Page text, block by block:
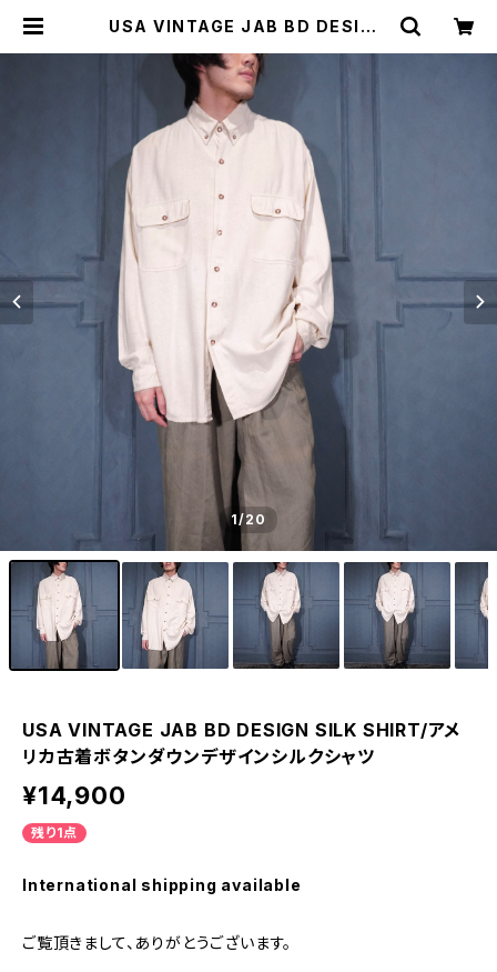
USA VINTAGE JAB BD DESIGN
ウンデザインシルクシャツ | Titti Vi
ntage
1/20
USA VINTAGE JAB BD DESIGN SILK SHIRT/アメ
リカ古着ボタンダウンデザインシルクシャツ
¥14,900
残り1点
International shipping available
ご覧頂きまして、ありがとうございます。